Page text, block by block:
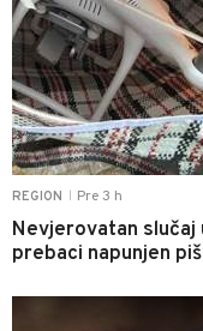
REGION Pre 3 h
Nevjerovatan slučaj
prebaci napunjen